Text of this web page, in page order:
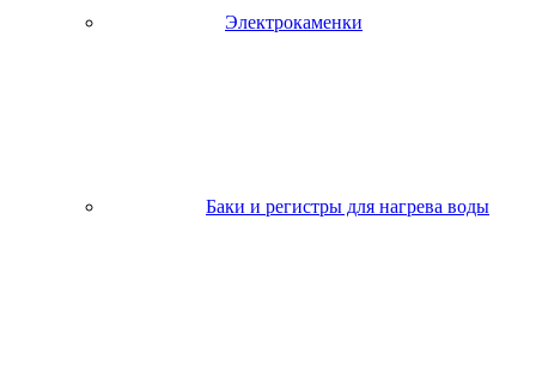
Электрокаменки
Баки и регистры для нагрева воды